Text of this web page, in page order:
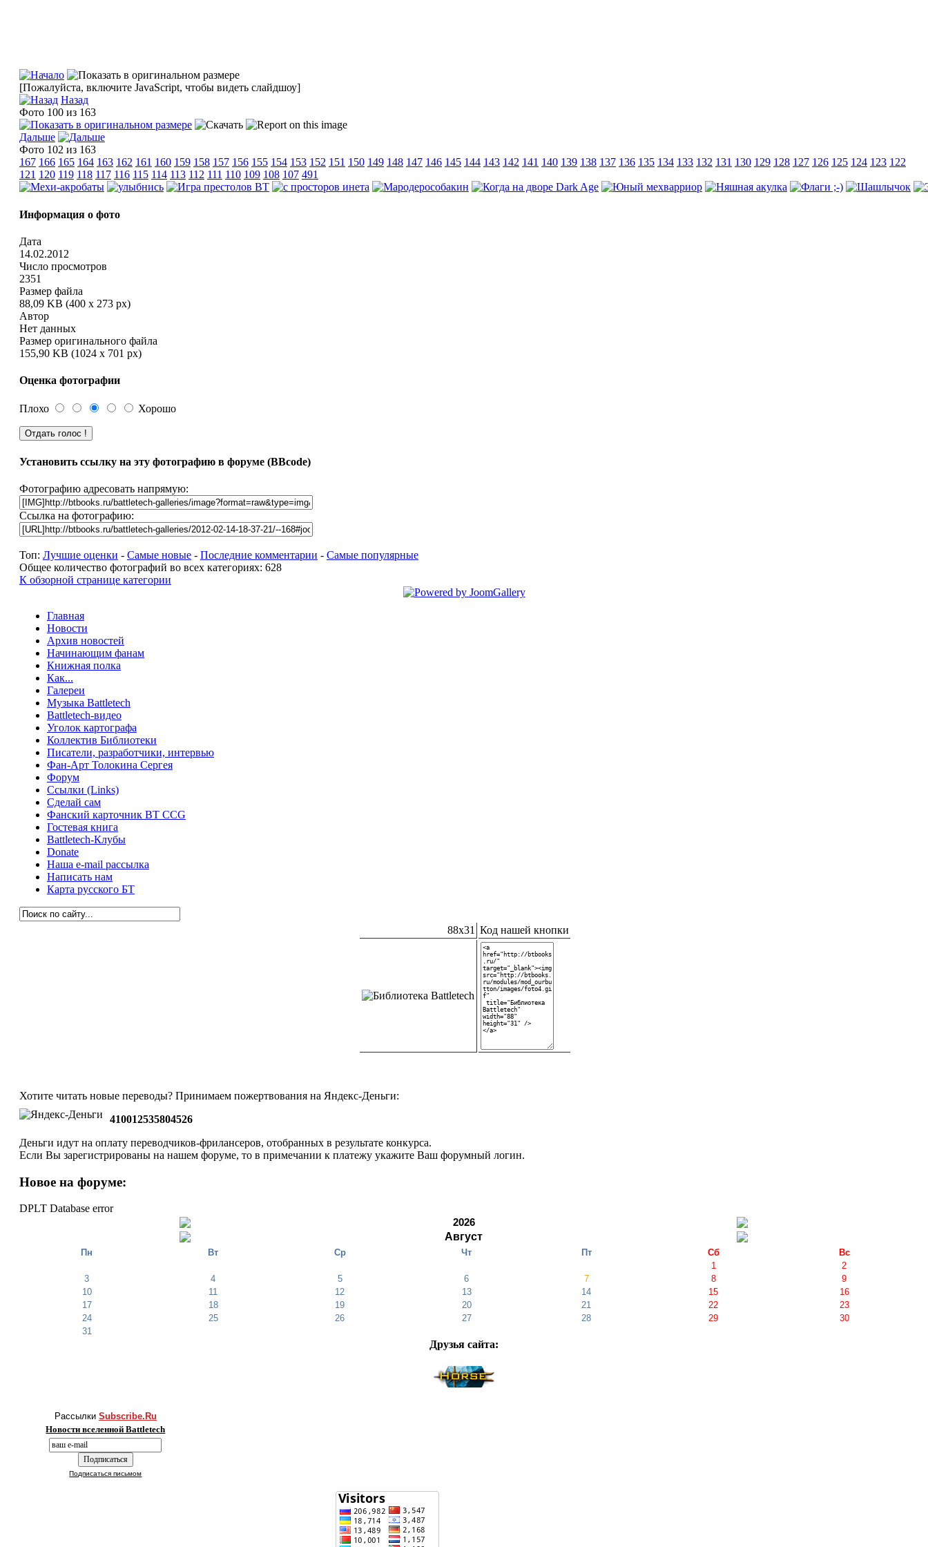
[Пожалуйста, включите JavaScript, чтобы видеть слайдшоу]
Назад
Фото 100 из 163
Дальше
Фото 102 из 163
167 166 165 164 163 162 161 160 159 158 157 156 155 154 153 152 151 150 149 148 147 146 145 144 143 142 141 140 139 138 137 136 135 134 133 132 131 130 129 128 127 126 125 124 123 122
121 120 119 118 117 116 115 114 113 112 111 110 109 108 107 491
Информация о фото
Дата
14.02.2012
Число просмотров
2351
Размер файла
88,09 KB (400 x 273 px)
Автор
Нет данных
Размер оригинального файла
155,90 KB (1024 x 701 px)
Оценка фотографии
Плохо Хорошо
Установить ссылку на эту фотографию в форуме (BBcode)
Фотографию адресовать напрямую:
Ссылка на фотографию:
Топ: Лучшие оценки - Самые новые- Последние комментарии - Самые популярные
Общее количество фотографий во всех категориях: 628
К обзорной странице категории
Главная
Новости
Архив новостей
Начинающим фанам
Книжная полка
Как...
Галереи
Музыка Battletech
Battletech-видео
Уголок картографа
Коллектив Библиотеки
Писатели, разработчики, интервью
Фан-Арт Толокина Сергея
Форум
Ссылки (Links)
Сделай сам
Фанский карточник BT CCG
Гостевая книга
Battletech-Клубы
Donate
Наша e-mail рассылка
Написать нам
Карта русского БТ
88x31 Код нашей кнопки
Хотите читать новые переводы? Принимаем пожертвования на Яндекс-Деньги:
410012535804526
Деньги идут на оплату переводчиков-фрилансеров, отобранных в результате конкурса.
Если Вы зарегистрированы на нашем форуме, то в примечании к платежу укажите Ваш форумный логин.
Новое на форуме:
DPLT Database error
2026
Август
Пн Вт Ср Чт Пт Сб
Вс
1
2
3
4 5 6 7 8
9
10
11 12 13 14 15
16
17
18 19 20 21 22
23
24
25 26 27 28 29
30
31
Друзья cайта:
Рассылки Subscribe.Ru
Новости вселенной Battletech
Подписаться письмом